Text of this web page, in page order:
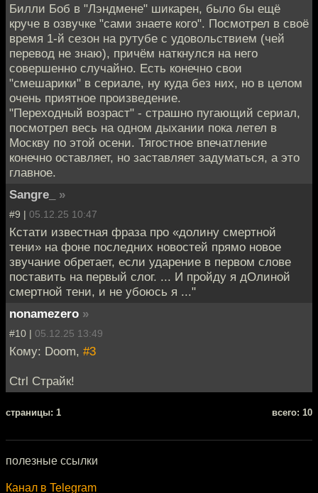
Билли Боб в "Лэндмене" шикарен, было бы ещё
круче в озвучке "сами знаете кого". Посмотрел в своё
время 1-й сезон на рутубе с удовольствием (чей
перевод не знаю), причём наткнулся на него
совершенно случайно. Есть конечно свои
"смешарики" в сериале, ну куда без них, но в целом
очень приятное произведение.
"Переходный возраст" - страшно пугающий сериал,
посмотрел весь на одном дыхании пока летел в
Москву по этой осени. Тягостное впечатление
конечно оставляет, но заставляет задуматься, а это
главное.
Sangre_
»
#9 | 05.12.25 10:47
Кстати известная фраза про «долину смертной
тени» на фоне последних новостей прямо новое
звучание обретает, если ударение в первом слове
поставить на первый слог. ... И пройду я дОлиной
смертной тени, и не убоюсь я ..."
nonamezero »
#10 | 05.12.25 13:49
Кому: Doom, #3
Ctrl Страйк!
cтраницы: 1 всего: 10
полезные ссылки
Канал в Telegram